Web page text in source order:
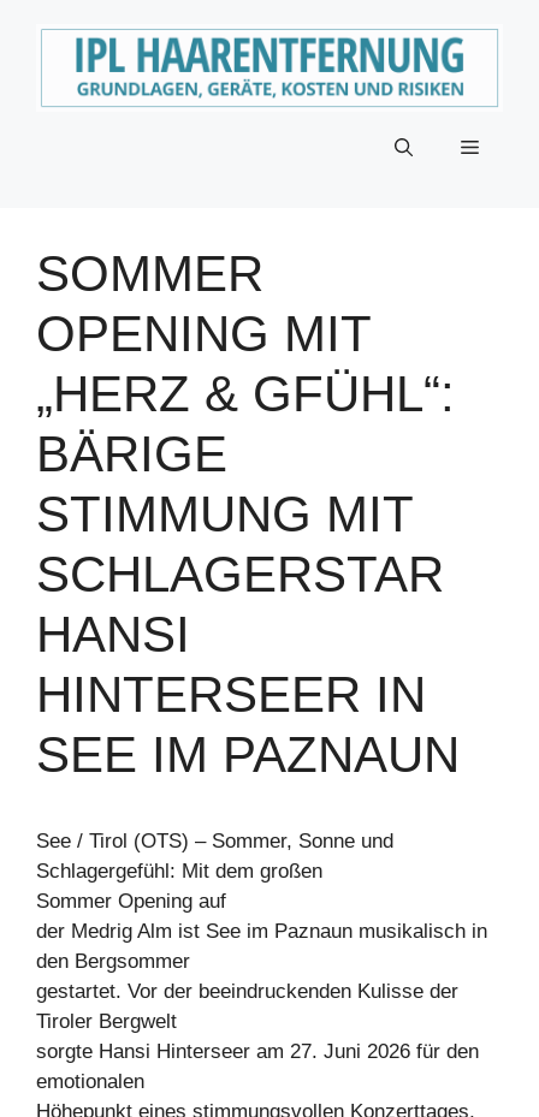
Menü
SOMMER
OPENING MIT
„HERZ & GFÜHL“:
BÄRIGE
STIMMUNG MIT
SCHLAGERSTAR
HANSI
HINTERSEER IN
SEE IM PAZNAUN
See / Tirol (OTS) – Sommer, Sonne und
Schlagergefühl: Mit dem großen
Sommer Opening auf
der Medrig Alm ist See im Paznaun musikalisch in
den Bergsommer
gestartet. Vor der beeindruckenden Kulisse der
Tiroler Bergwelt
sorgte Hansi Hinterseer am 27. Juni 2026 für den
emotionalen
Höhepunkt eines stimmungsvollen Konzerttages,